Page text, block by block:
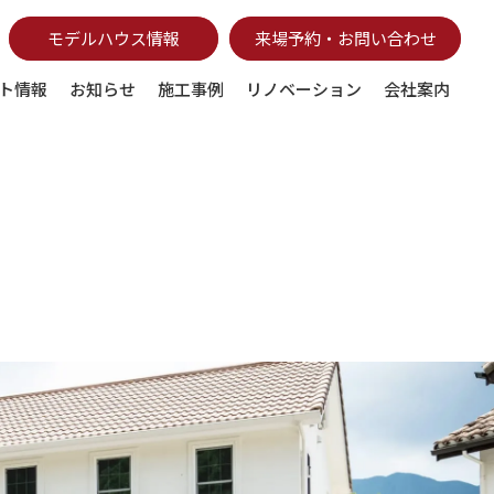
モデルハウス情報 来場予約・お問い合わせ
情報 お知らせ 施工事例 リノベーション 会社案内